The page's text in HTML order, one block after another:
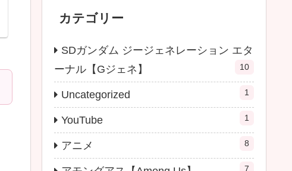
カテゴリー
SDガンダム ジージェネレーション エタ
ーナル【Gジェネ】
10
Uncategorized 1
YouTube 1
アニメ 8
7